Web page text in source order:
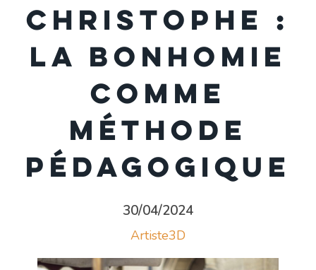
Christophe :
la bonhomie
comme
méthode
pédagogique
30/04/2024
Artiste3D